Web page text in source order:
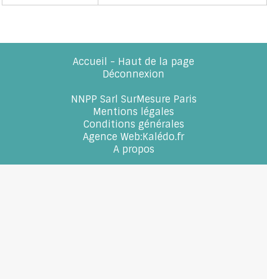
Accueil - Haut de la page
Déconnexion
NNPP Sarl SurMesure Paris
Mentions légales
Conditions générales
Agence Web:Kalédo.fr
A propos